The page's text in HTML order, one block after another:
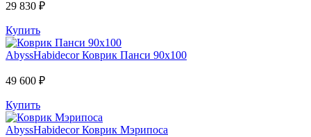
29 830 ₽
Купить
AbyssHabidecor Коврик Панси 90х100
49 600 ₽
Купить
AbyssHabidecor Коврик Мэрипоса